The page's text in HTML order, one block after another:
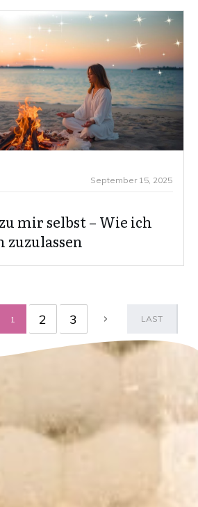
September 15, 2025
mir selbst – Wie ich
zuzulassen
1 2 3 LAST